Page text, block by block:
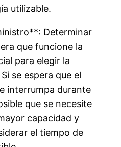
utilizable.
Determinar
que funcione la
para elegir la
se espera que el
interrumpa durante
que se necesite
capacidad y
el tiempo de